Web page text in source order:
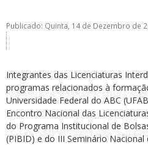
Publicado: Quinta, 14 de Dezembro de
Integrantes das Licenciaturas
programas relacionados à
Universidade Federal do ABC
Encontro Nacional das
do Programa Institucional de
(PIBID) e do III Seminário Nacional